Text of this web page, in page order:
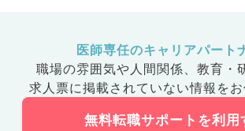
医師専任のキャリアパート
職場の雰囲気や人間関係、 教育・
求人票に掲載されていない情報をお
無料転職サポートを利用